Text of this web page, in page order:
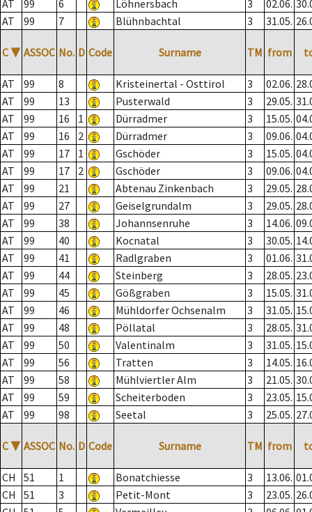
AT
99 6 Löhnersbach 3 02.06.
AT
99 7 Blühnbachtal 3 31.05.
C ▼ ASSOC No. D Code Surname TM from
AT 99 8 Kristeinertal - Osttirol 3 02.06.
AT
99 13 Pusterwald 3 29.05.
AT
99 16 1 Dürradmer 3 15.05.
AT
99 16 2 Dürradmer 3 09.06.
AT
99 17 1 Gschöder 3 15.05.
AT
99 17 2 Gschöder 3 09.06.
AT
99 21 Abtenau Zinkenbach 3 29.05.
AT
99 27 Geiselgrundalm 3 29.05.
AT
99 38 Johannsenruhe 3 14.06.
AT
99 40 Kocnatal 3 30.05.
AT
99 41 Radlgraben 3 01.06.
AT
99 44 Steinberg 3 28.05.
AT
99 45 Gößgraben 3 15.05.
AT
99 46 Mühldorfer Ochsenalm 3 31.05.
AT
99 48 Pöllatal 3 28.05.
AT
99 50 Valentinalm 3 31.05.
AT
99 56 Tratten 3 14.05.
AT
99 58 Mühlviertler Alm 3 21.05.
AT
99 59 Scheiterboden 3 23.05.
AT
99 98 Seetal 3 25.05.
C ▼ ASSOC No. D Code Surname TM from
CH 51 1 Bonatchiesse 3 13.06.
CH
51 3 Petit-Mont 3 23.05.